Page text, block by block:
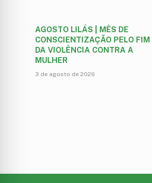
AGOSTO LILÁS | MÊS DE
CONSCIENTIZAÇÃO PELO FIM
DA VIOLÊNCIA CONTRA A
MULHER
3 de agosto de 2026